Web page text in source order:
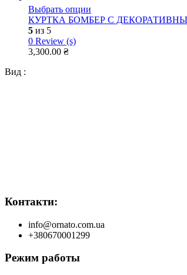
Выбрать опции
КУРТКА БОМБЕР С
5 из 5
0 Review (s)
3,300.00 ₴
Вид :
Контакти:
info@ornato.com.ua
+380670001299
Режим работы